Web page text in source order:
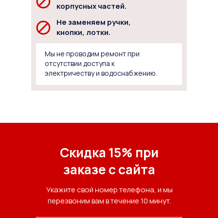
Мы не проводим ремонт при
отсутствии доступа к
электричеству и водоснабжению.
корпусных частей.
Не заменяем ручки,
кнопки, лотки.
Скидка 15% при
заказе с сайта
Укажите свой номер телефона, и мы
перезвоним вам в течение 10 минут.